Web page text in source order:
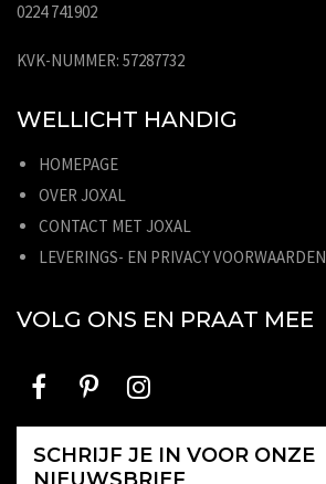
0224 741902
KVK-NUMMER: 57287732
WELLICHT HANDIG
HOMEPAGE
OVER JOXAL
CONTACT MET JOXAL
LEVERINGS- EN PRIVACY VOORWAARDEN
VOLG ONS EN PRAAT MEE
SCHRIJF JE IN VOOR ONZE